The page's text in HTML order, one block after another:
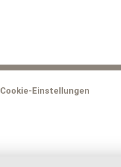
Cookie-Einstellungen